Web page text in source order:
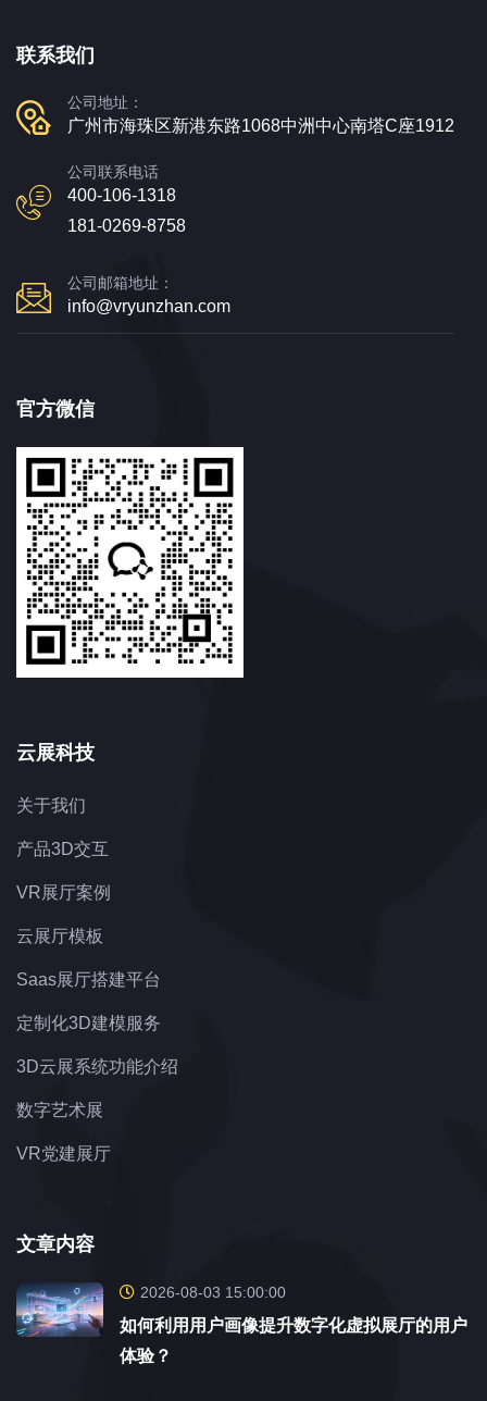
联系我们
公司地址：
广州市海珠区新港东路1068中洲中心南塔C座1912
公司联系电话
400-106-1318
181-0269-8758
公司邮箱地址：
info@vryunzhan.com
官方微信
云展科技
关于我们
产品3D交互
VR展厅案例
云展厅模板
Saas展厅搭建平台
定制化3D建模服务
3D云展系统功能介绍
数字艺术展
VR党建展厅
文章内容
2026-08-03 15:00:00
如何利用用户画像提升数字化虚拟展厅的用户
体验？